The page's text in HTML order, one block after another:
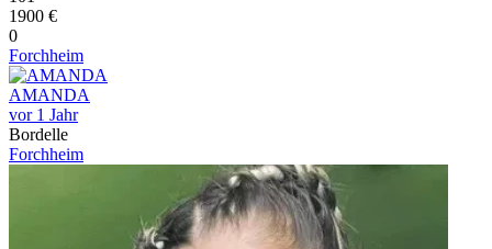
1900 €
0
Forchheim
AMANDA
vor 1 Jahr
Bordelle
Forchheim